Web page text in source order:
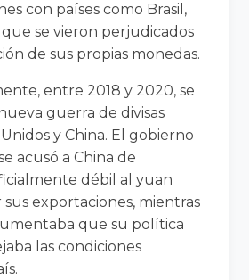
con países como Brasil,
que se vieron perjudicados
de sus propias monedas.
entre 2018 y 2020, se
guerra de divisas
y China. El gobierno
acusó a China de
débil al yuan
exportaciones, mientras
que su política
las condiciones